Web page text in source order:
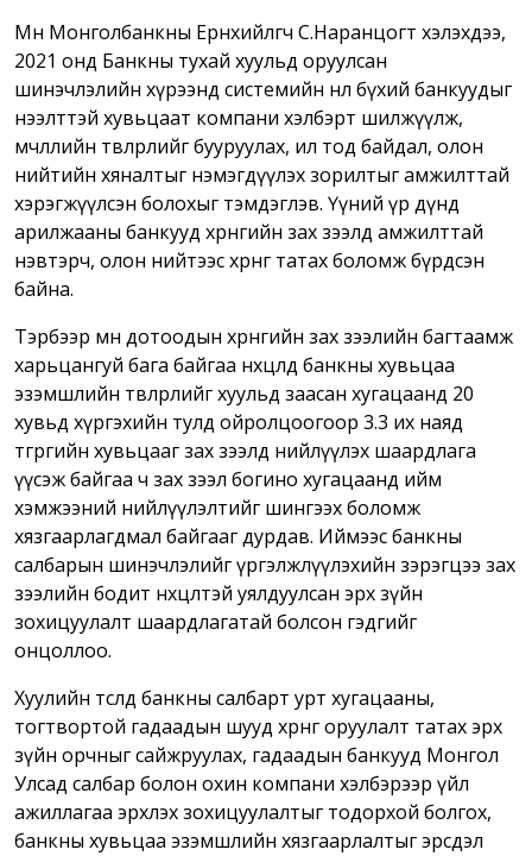
Мөн Монголбанкны Ерөнхийлөгч С.Наранцогт хэлэхдээ,
2021 онд Банкны тухай хуульд оруулсан
шинэчлэлийн хүрээнд системийн нөлөө бүхий банкуудыг
нээлттэй хувьцаат компани хэлбэрт шилжүүлж,
өмчлөлийн төвлөрлийг бууруулах, ил тод байдал, олон
нийтийн хяналтыг нэмэгдүүлэх зорилтыг амжилттай
хэрэгжүүлсэн болохыг тэмдэглэв. Үүний үр дүнд
арилжааны банкууд хөрөнгийн зах зээлд амжилттай
нэвтэрч, олон нийтээс хөрөнгө татах боломж бүрдсэн
байна.
Тэрбээр мөн дотоодын хөрөнгийн зах зээлийн багтаамж
харьцангуй бага байгаа нөхцөлд банкны хувьцаа
эзэмшлийн төвлөрлийг хуульд заасан хугацаанд 20
хувьд хүргэхийн тулд ойролцоогоор 3.3 их наяд
төгрөгийн хувьцааг зах зээлд нийлүүлэх шаардлага
үүсэж байгаа ч зах зээл богино хугацаанд ийм
хэмжээний нийлүүлэлтийг шингээх боломж
хязгаарлагдмал байгааг дурдав. Иймээс банкны
салбарын шинэчлэлийг үргэлжлүүлэхийн зэрэгцээ зах
зээлийн бодит нөхцөлтэй уялдуулсан эрх зүйн
зохицуулалт шаардлагатай болсон гэдгийг
онцоллоо.
Хуулийн төсөлд банкны салбарт урт хугацааны,
тогтвортой гадаадын шууд хөрөнгө оруулалт татах эрх
зүйн орчныг сайжруулах, гадаадын банкууд Монгол
Улсад салбар болон охин компани хэлбэрээр үйл
ажиллагаа эрхлэх зохицуулалтыг тодорхой болгох,
банкны хувьцаа эзэмшлийн хязгаарлалтыг эрсдэл